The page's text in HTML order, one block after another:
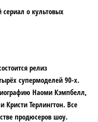
релиз
супермоделей 90-х.
Наоми Кэмпбелл,
Терлингтон. Все
продюсеров шоу.